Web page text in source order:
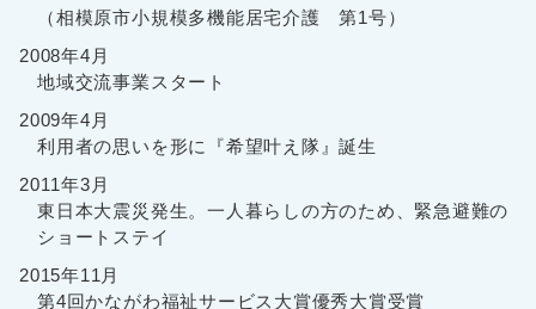
（相模原市小規模多機能居宅介護 第1号）
2008年4月
地域交流事業スタート
2009年4月
利用者の思いを形に『希望叶え隊』誕生
2011年3月
東日本大震災発生。一人暮らしの方のため、緊急避難の
ショートステイ
2015年11月
第4回かながわ福祉サービス大賞優秀大賞受賞